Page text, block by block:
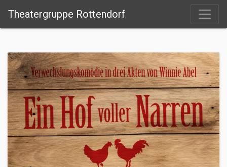
Theatergruppe Rottendorf